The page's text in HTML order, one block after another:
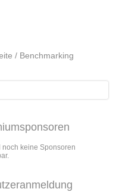
/ Benchmarking
noch keine Sponsoren